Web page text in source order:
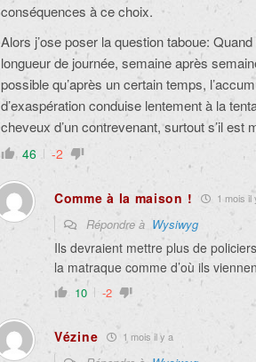
conséquences à ce choix.
Alors j’ose poser la question taboue:
longueur de journée, semaine après
possible qu’après un certain temps,
d’exaspération conduise lentement à la
cheveux d’un contrevenant, surtout s’il est
46 -2
Comme à la maison ! 1 mois il
Répondre à Wysiwyg
Ils devraient mettre plus de
la matraque comme d’où ils
10 -2
Vézine 1 mois il y a